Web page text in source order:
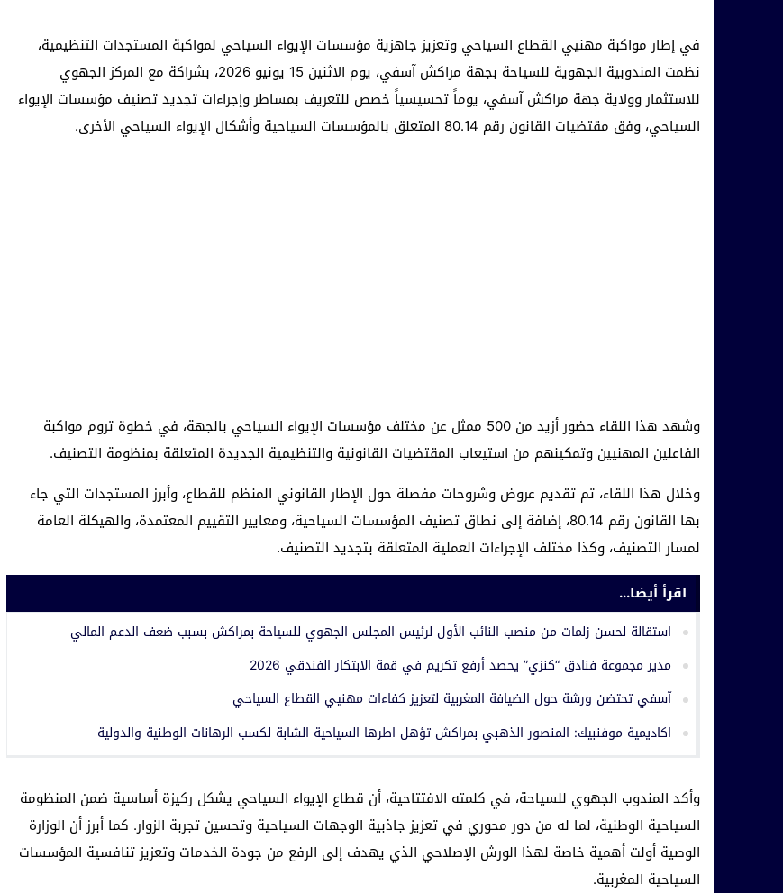
في إطار مواكبة مهنيي القطاع السياحي وتعزيز جاهزية مؤسسات الإيواء السياحي لمواكبة المستجدات التنظيمية،
نظمت المندوبية الجهوية للسياحة بجهة مراكش آسفي، يوم الاثنين 15 يونيو 2026، بشراكة مع المركز الجهوي
للاستثمار وولاية جهة مراكش آسفي، يوماً تحسيسياً خصص للتعريف بمساطر وإجراءات تجديد تصنيف مؤسسات الإيواء
السياحي، وفق مقتضيات القانون رقم 80.14 المتعلق بالمؤسسات السياحية وأشكال الإيواء السياحي الأخرى.
وشهد هذا اللقاء حضور أزيد من 500 ممثل عن مختلف مؤسسات الإيواء السياحي بالجهة، في خطوة تروم مواكبة
الفاعلين المهنيين وتمكينهم من استيعاب المقتضيات القانونية والتنظيمية الجديدة المتعلقة بمنظومة التصنيف.
وخلال هذا اللقاء، تم تقديم عروض وشروحات مفصلة حول الإطار القانوني المنظم للقطاع، وأبرز المستجدات التي جاء
بها القانون رقم 80.14، إضافة إلى نطاق تصنيف المؤسسات السياحية، ومعايير التقييم المعتمدة، والهيكلة العامة
لمسار التصنيف، وكذا مختلف الإجراءات العملية المتعلقة بتجديد التصنيف.
اقرأ أيضا...
استقالة لحسن زلمات من منصب النائب الأول لرئيس المجلس الجهوي للسياحة بمراكش بسبب ضعف الدعم المالي
مدير مجموعة فنادق “كنزي” يحصد أرفع تكريم في قمة الابتكار الفندقي 2026
آسفي تحتضن ورشة حول الضيافة المغربية لتعزيز كفاءات مهنيي القطاع السياحي
اكاديمية موفنبيك: المنصور الذهبي بمراكش تؤهل اطرها السياحية الشابة لكسب الرهانات الوطنية والدولية
وأكد المندوب الجهوي للسياحة، في كلمته الافتتاحية، أن قطاع الإيواء السياحي يشكل ركيزة أساسية ضمن المنظومة
السياحية الوطنية، لما له من دور محوري في تعزيز جاذبية الوجهات السياحية وتحسين تجربة الزوار. كما أبرز أن الوزارة
الوصية أولت أهمية خاصة لهذا الورش الإصلاحي الذي يهدف إلى الرفع من جودة الخدمات وتعزيز تنافسية المؤسسات
السياحية المغربية.